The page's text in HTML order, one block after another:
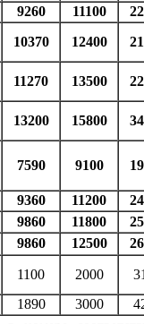
9260 11100
10370 12400
11270 13500
13200 15800
7590 9100
9360 11200
9860 11800
9860 12500
1100 2000
1890 3000